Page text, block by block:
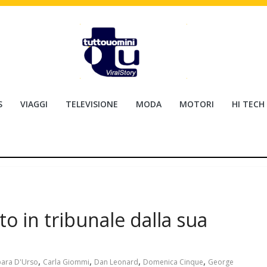
VIAGGI TELEVISIONE MODA MOTORI HI TECH
in tribunale dalla sua
D'Urso, Carla Giommi, Dan Leonard, Domenica Cinque, George